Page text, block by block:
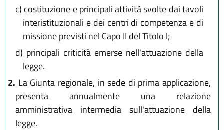
c) costituzione e principali attività svolte dai tavoli
interistituzionali e dei centri di competenza e di
missione previsti nel Capo II del Titolo l;
d) principali criticità emerse nell'attuazione della
legge.
2. La Giunta regionale, in sede di prima applicazione,
presenta annualmente una relazione
amministrativa intermedia sull'attuazione della
legge.